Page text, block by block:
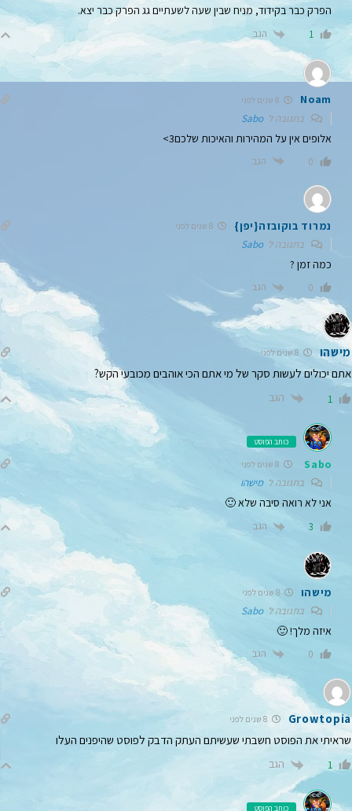
הפרק כבר בקידוד, מניח שבין שעה לשעתיים גג הפרק כבר יצא.
1 הגב
Noam
בתגובה לSabo
אלופים אין על המהירות והאיכות שלכם3>
0 הגב
נמרוד בוקובזה{יפן}
בתגובה לSabo
כמה זמן ?
0 הגב
מישהו 8 שנים לפני
אתם יכולים לעשות סקר של מי אתם הכי אוהבים מכובעי הקש?
1 הגב
כותב הפוסט
Sabo
בתגובה למישהו
אני לא רואה סיבה שלא 🙂
3 הגב
מישהו 8 שנים לפני
בתגובה לSabo
איזה מלך! 🙂
0 הגב
Growtopia 8 שנים לפני
שראיתי את הפוסט חשבתי שעשיתם העתק הדבק לפוסט שהיפנים העלו
1 הגב
כותב הפוסט